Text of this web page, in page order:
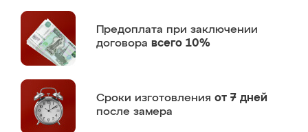
Предоплата при заключении
договора всего 10%
Сроки изготовления от 7 дней
после замера